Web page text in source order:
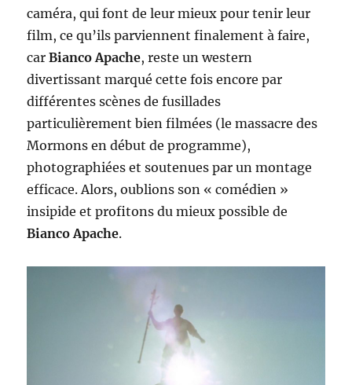
caméra, qui font de leur mieux pour tenir leur
film, ce qu’ils parviennent finalement à faire,
carBianco Apache, reste un western
divertissant marqué cette fois encore par
différentes scènes de fusillades
particulièrement bien filmées (le massacre des
Mormons en début de programme),
photographiées et soutenues par un montage
efficace. Alors, oublions son « comédien »
insipide et profitons du mieux possible de
Bianco Apache.